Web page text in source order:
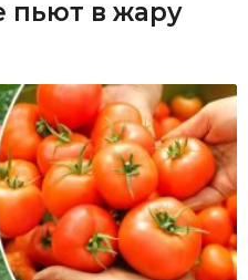
в жару